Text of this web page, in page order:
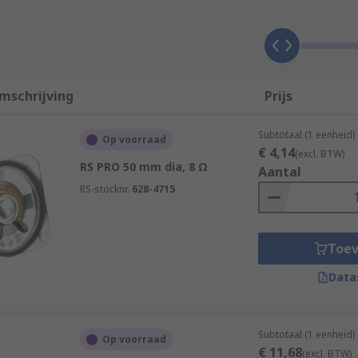
this helps them produce higher quality audio in
Jazz or classical. They do not rely on loud bass.
of bass, the larger they are the better they are.
frequencies in speaker systems. Widely found in
Prijs
Op voorraad
RS PRO 50 mm dia, 8 Ω
RS-stocknr. 628-4715
Subtotaal (1 eenheid)
€ 4,14(excl. BTW)
Aantal
Op voorraad Subtotaal (1 eenheid)
€ 11,68(excl. BTW)